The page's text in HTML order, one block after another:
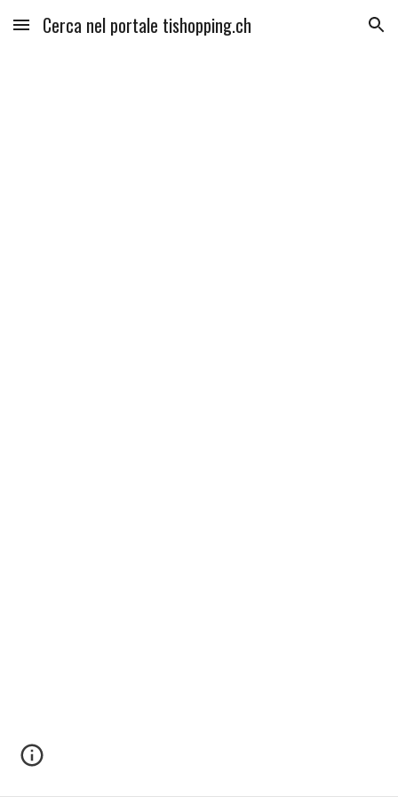
Skip to main content Skip to navigation
Cerca nel portale tishopping.ch